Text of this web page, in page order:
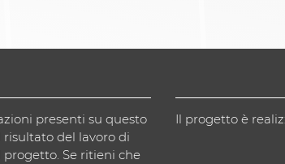
presenti su questo
risultato del lavoro di
progetto. Se ritieni che
Il progetto è